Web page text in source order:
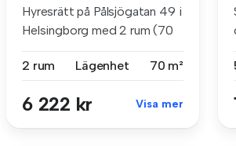
Hyresrätt på Pålsjögatan 49 i
Helsingborg med 2 rum (70
2 rum
Lägenhet 70 m²
6 222 kr Visa mer